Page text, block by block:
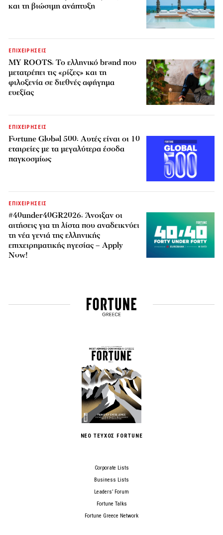
και τη βιώσιμη ανάπτυξη
ΕΠΙΧΕΙΡΗΣΕΙΣ
MY ROOTS: Το ελληνικό brand που
μετατρέπει τις «ρίζες» και τη
φιλοξενία σε διεθνές αφήγημα
ευεξίας
ΕΠΙΧΕΙΡΗΣΕΙΣ
Fortune Global 500: Αυτές είναι οι 10
εταιρείες με τα μεγαλύτερα έσοδα
παγκοσμίως
ΕΠΙΧΕΙΡΗΣΕΙΣ
#40under40GR2026: Άνοιξαν οι
αιτήσεις για τη λίστα που αναδεικνύει
τη νέα γενιά της ελληνικής
επιχειρηματικής ηγεσίας – Apply
Now!
ΝΕΟ ΤΕΥΧΟΣ FORTUNE
Corporate Lists
Business Lists
Leaders’ Forum
Fortune Talks
Fortune Greece Network